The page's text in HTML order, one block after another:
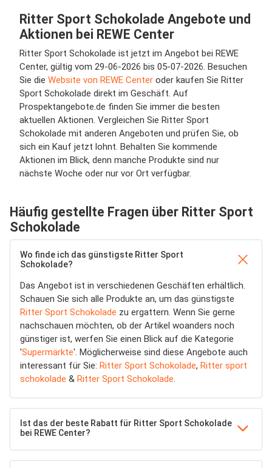
Ritter Sport Schokolade Angebote und
Aktionen bei REWE Center
Ritter Sport Schokolade ist jetzt im Angebot bei REWE
Center, gültig vom 29-06-2026 bis 05-07-2026. Besuchen
Sie die Website von REWE Center oder kaufen Sie Ritter
Sport Schokolade direkt im Geschäft. Auf
Prospektangebote.de finden Sie immer die besten
aktuellen Aktionen. Vergleichen Sie Ritter Sport
Schokolade mit anderen Angeboten und prüfen Sie, ob
sich ein Kauf jetzt lohnt. Behalten Sie kommende
Aktionen im Blick, denn manche Produkte sind nur
nächste Woche oder nur vor Ort verfügbar.
Häufig gestellte Fragen über Ritter Sport
Schokolade
Wo finde ich das günstigste Ritter Sport
Schokolade?
Das Angebot ist in verschiedenen Geschäften erhältlich.
Schauen Sie sich alle Produkte an, um das günstigste
Ritter Sport Schokolade zu ergattern. Wenn Sie gerne
nachschauen möchten, ob der Artikel woanders noch
günstiger ist, werfen Sie einen Blick auf die Kategorie
'Supermärkte'. Möglicherweise sind diese Angebote auch
interessant für Sie: Ritter Sport Schokolade, Ritter sport
schokolade & Ritter Sport Schokolade.
Ist das der beste Rabatt für Ritter Sport Schokolade
bei REWE Center?